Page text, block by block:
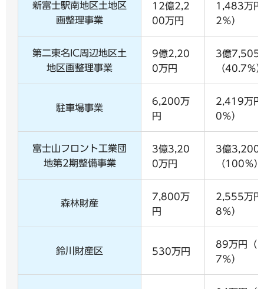
新富士駅南地区土地区
画整理事業
12億2,2
00万円
1,483万
2％）
第二東名IC周辺地区土
地区画整理事業
9億2,20
0万円
3億7,505
（40.7％
駐車場事業
6,200万
円
2,419万
0％）
富士山フロント工業団
地第2期整備事業
3億3,20
0万円
3億3,200
（100％）
森林財産
7,800万
円
2,555万
8％）
鈴川財産区 530万円
89万円（
7％）